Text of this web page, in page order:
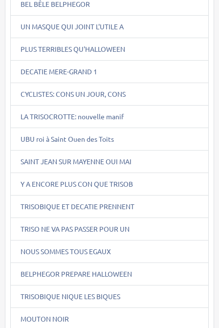
BEL BÊLE BELPHEGOR
UN MASQUE QUI JOINT L'UTILE A
PLUS TERRIBLES QU'HALLOWEEN
DECATIE MERE-GRAND 1
CYCLISTES: CONS UN JOUR, CONS
LA TRISOCROTTE: nouvelle manif
UBU roi à Saint Ouen des Toits
SAINT JEAN SUR MAYENNE OUI MAI
Y A ENCORE PLUS CON QUE TRISOB
TRISOBIQUE ET DECATIE PRENNENT
TRISO NE VA PAS PASSER POUR UN
NOUS SOMMES TOUS EGAUX
BELPHEGOR PREPARE HALLOWEEN
TRISOBIQUE NIQUE LES BIQUES
MOUTON NOIR